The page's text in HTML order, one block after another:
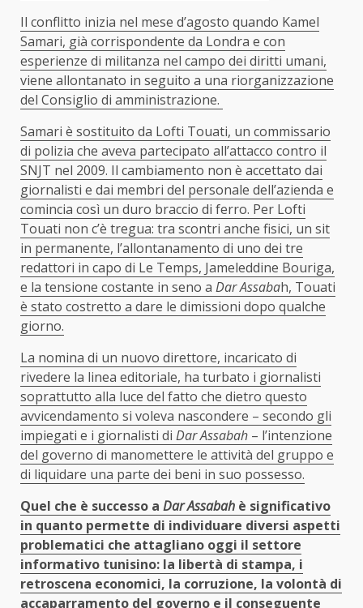
Il conflitto inizia nel mese d’agosto quando Kamel
Samari, già corrispondente da Londra e con
esperienze di militanza nel campo dei diritti umani,
viene allontanato in seguito a una riorganizzazione
del Consiglio di amministrazione.
Samari è sostituito da Lofti Touati, un commissario
di polizia che aveva partecipato all’attacco contro il
SNJT nel 2009. Il cambiamento non è accettato dai
giornalisti e dai membri del personale dell’azienda e
comincia così un duro braccio di ferro. Per Lofti
Touati non c’è tregua: tra scontri anche fisici, un sit
in permanente, l’allontanamento di uno dei tre
redattori in capo di Le Temps, Jameleddine Bouriga,
e la tensione costante in seno a Dar Assabah, Touati
è stato costretto a dare le dimissioni dopo qualche
giorno.
La nomina di un nuovo direttore, incaricato di
rivedere la linea editoriale, ha turbato i giornalisti
soprattutto alla luce del fatto che dietro questo
avvicendamento si voleva nascondere – secondo gli
impiegati e i giornalisti di Dar Assabah – l’intenzione
del governo di manomettere le attività del gruppo e
di liquidare una parte dei beni in suo possesso.
Quel che è successo a Dar Assabah è significativo
in quanto permette di individuare diversi aspetti
problematici che attagliano oggi il settore
informativo tunisino: la libertà di stampa, i
retroscena economici, la corruzione, la volontà di
accaparramento del governo e il conseguente